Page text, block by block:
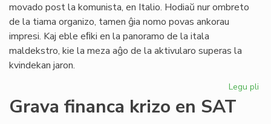
movado post la komunista, en Italio. Hodiaŭ nur ombreto
de la tiama organizo, tamen ĝia nomo povas ankorau
impresi. Kaj eble eﬁki en la panoramo de la itala
maldekstro, kie la meza aĝo de la aktivularo superas la
kvindekan jaron.
Legu pli
Grava financa krizo en SAT